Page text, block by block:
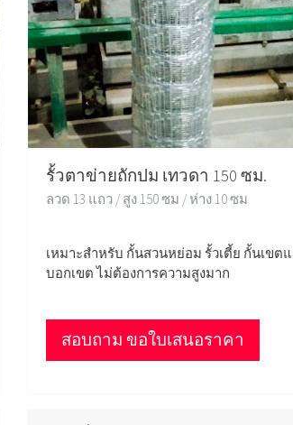
รั้วตาข่ายถักปม เทวดา 150 ซม.
ลวด 13 แถว / สูง 150 ซม / ห่าง 10 ซม
เหมาะสำหรับ กั้นสวนหย่อม รั้วเตี้ย กั้นเขต
บอกเขต ไม่ต้องการความสูงมาก
สอบถาม ขอใบเสนอราคา